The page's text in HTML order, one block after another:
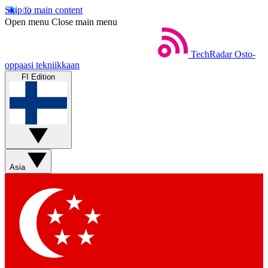
Skip to main content
Open menu Close main menu
TechRadar Osto-
oppaasi tekniikkaan
FI Edition
Asia